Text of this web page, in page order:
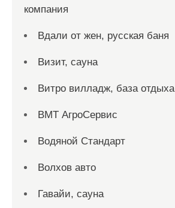
компания
Вдали от жен, русская баня
Визит, сауна
Витро вилладж, база отдыха
ВМТ АгроСервис
Водяной Стандарт
Волхов авто
Гавайи, сауна